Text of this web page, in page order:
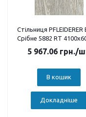
Стільниця PFLEIDERER
Срібне 5882 RT
5 967.06 грн./
В кошик
Докладніше